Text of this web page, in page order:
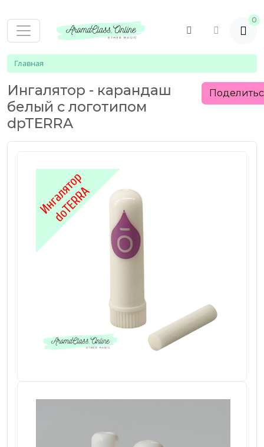
0
Главная
Ингалятор - карандаш
белый с логотипом
dpTERRA